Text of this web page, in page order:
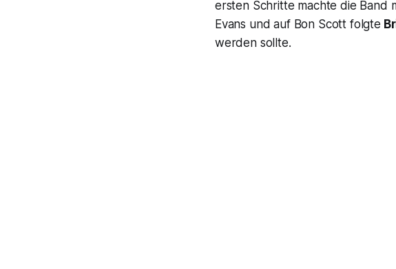
ersten Schritte machte die Band
Evans und auf Bon Scott folgte
werden sollte.